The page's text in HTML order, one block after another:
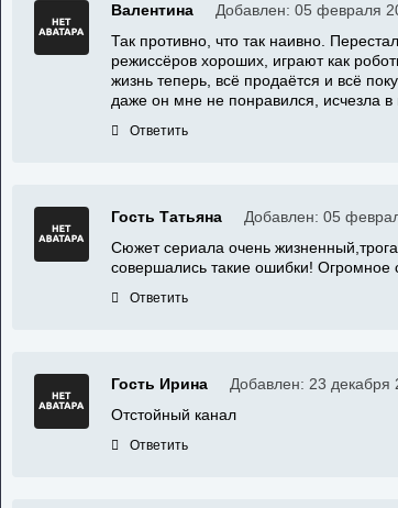
Валентина Добавлен: 05 февраля
Так противно, что так наивно.
режиссёров хороших, играют как
жизнь теперь, всё продаётся и всё
даже он мне не понравился, исчезла в
Ответить
Гость Татьяна Добавлен: 05
Сюжет сериала очень
совершались такие ошибки! Огромное
Ответить
Гость Ирина Добавлен: 23 декабря
Отстойный канал
Ответить